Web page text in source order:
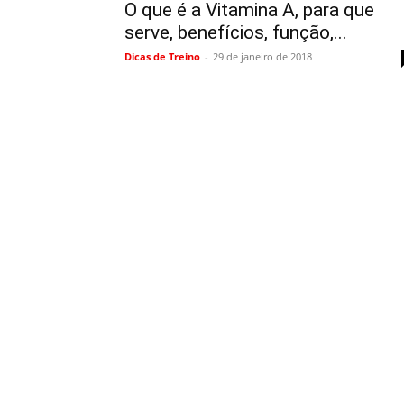
O que é a Vitamina A, para que
serve, benefícios, função,...
Dicas de Treino - 29 de janeiro de 2018